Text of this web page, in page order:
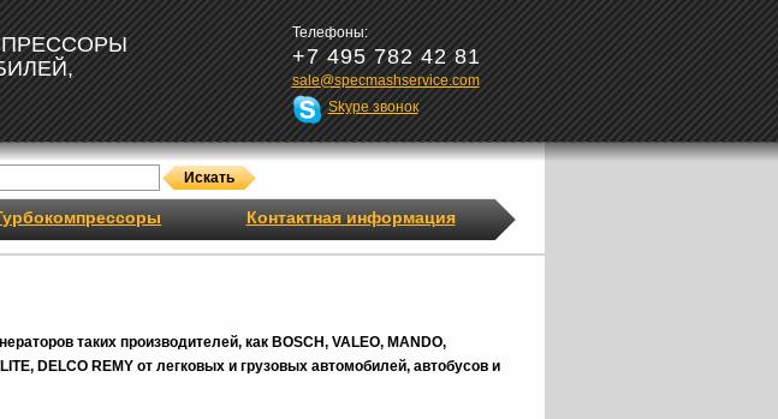
Телефоны:
+7 495 782 42 81
sale@specmashservice.com
Skype звонок
Контактная информация
таких производителей, как BOSCH, VALEO, MANDO,
DELCO REMY от легковых и грузовых автомобилей, автобусов и